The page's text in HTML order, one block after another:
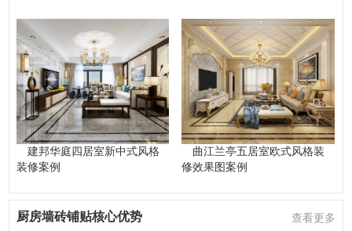
建邦华庭四居室新中式风格
装修案例
曲江兰亭五居室欧式风格装
修效果图案例
厨房墙砖铺贴核心优势 查看更多